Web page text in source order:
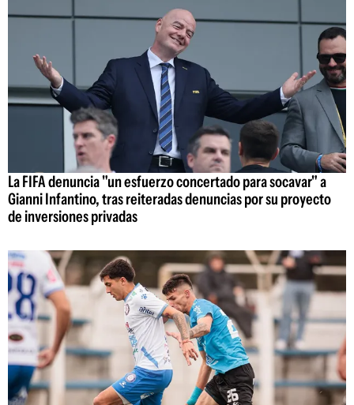
La FIFA denuncia "un esfuerzo concertado para socavar" a
Gianni Infantino, tras reiteradas denuncias por su proyecto
de inversiones privadas